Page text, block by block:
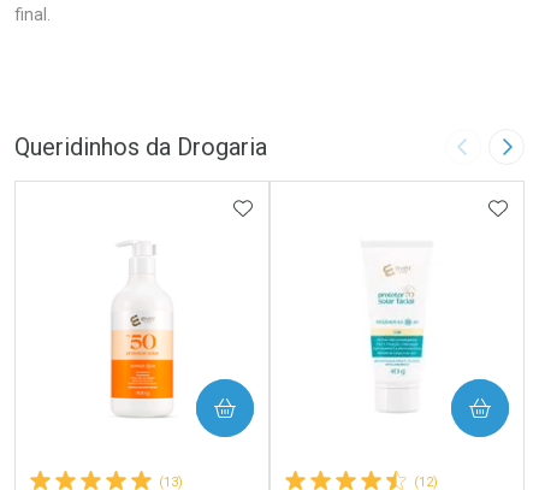
final.
Queridinhos da Drogaria Imagem
(13)
ADICIONAR AOS FAVORITOS
COMPRAR
(12)
COMPRAR